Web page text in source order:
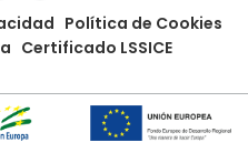
Política de Cookies
Certificado LSSICE